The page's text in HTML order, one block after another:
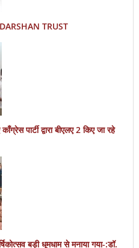
TRUST
पार्टी द्वारा बीएलए 2 किए जा रहे
बड़ी धूमधाम से मनाया गया-:डॉ.